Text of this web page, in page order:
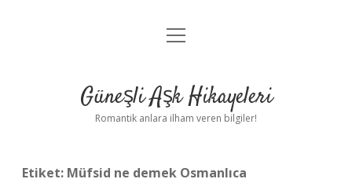
Anasayfa
Yasal Uyarı
menüyü
Güneşli Aşk Hikayeleri
Romantik anlara ilham veren bilgiler!
Etiket: Müfsid ne demek Osmanlıca